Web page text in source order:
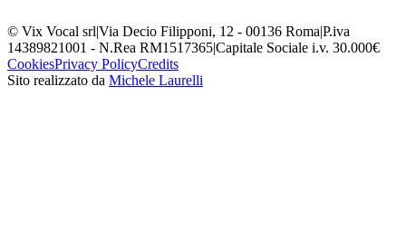
© Vix Vocal srl|Via Decio Filipponi, 12 - 00136 Roma|P.iva
14389821001 - N.Rea RM1517365|Capitale Sociale i.v. 30.000€
CookiesPrivacy PolicyCredits
Sito realizzato da Michele Laurelli